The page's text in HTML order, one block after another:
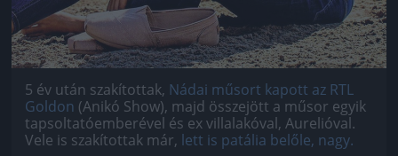
5 év után szakítottak, Nádai műsort kapott az RTL
Goldon (Anikó Show), majd összejött a műsor egyik
tapsoltatóemberével és ex villalakóval, Aurelióval.
Vele is szakítottak már, lett is patália belőle, nagy.